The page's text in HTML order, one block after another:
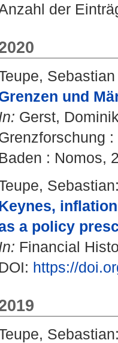
der
Sebastian
und
Gerst,
Baden : Nomos,
Sebastian
a policy
Financial
DOI: https://
Sebastian